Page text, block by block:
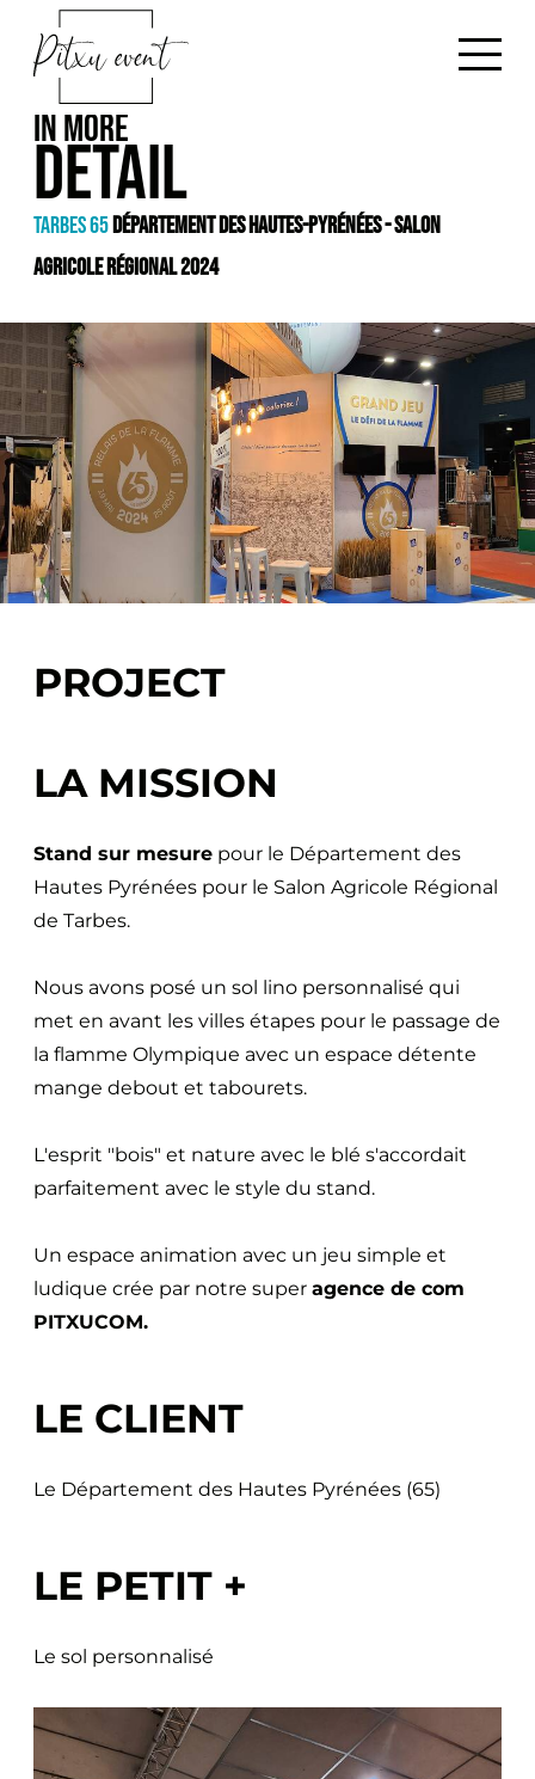
n
a
h
o
m
e
IN MORE
DETAIL
TARBES 65DÉPARTEMENT DES HAUTES-PYRÉNÉES - SALON
AGRICOLE RÉGIONAL 2024
PROJECT
LA MISSION
Stand sur mesure pour le Département des
Hautes Pyrénées pour le Salon Agricole Régional
de Tarbes.
Nous avons posé un sol lino personnalisé qui
met en avant les villes étapes pour le passage de
la flamme Olympique avec un espace détente
mange debout et tabourets.
L'esprit "bois" et nature avec le blé s'accordait
parfaitement avec le style du stand.
Un espace animation avec un jeu simple et
ludique crée par notre super agence de com
PITXUCOM.
LE CLIENT
Le Département des Hautes Pyrénées (65)
LE PETIT +
Le sol personnalisé